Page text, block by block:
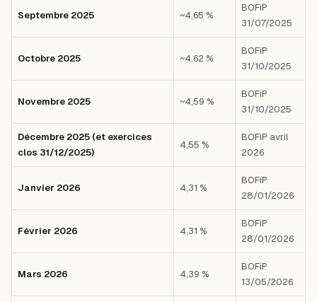
Septembre 2025 ~4,65 %
BOFiP
31/07/2025
Octobre 2025 ~4,62 %
BOFiP
31/10/2025
Novembre 2025 ~4,59 %
BOFiP
31/10/2025
Décembre 2025 (et exercices
clos 31/12/2025)
4,55 %
BOFiP avril
2026
Janvier 2026 4,31 %
BOFiP
28/01/2026
Février 2026 4,31 %
BOFiP
28/01/2026
Mars 2026 4,39 %
BOFiP
13/05/2026